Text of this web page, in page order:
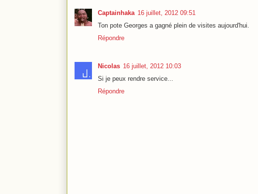
Captainhaka 16 juillet, 2012 09:51
Ton pote Georges a gagné plein de visites aujourd'hui.
Répondre
Nicolas 16 juillet, 2012 10:03
Si je peux rendre service...
Répondre